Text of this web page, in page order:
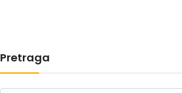
Pretraga